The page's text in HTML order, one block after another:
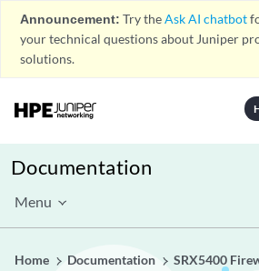
Announcement: Try theAsk AI chatbot
your technical questions about Juniper
solutions.
Documentation
Menu
Home Documentation
SRX5400